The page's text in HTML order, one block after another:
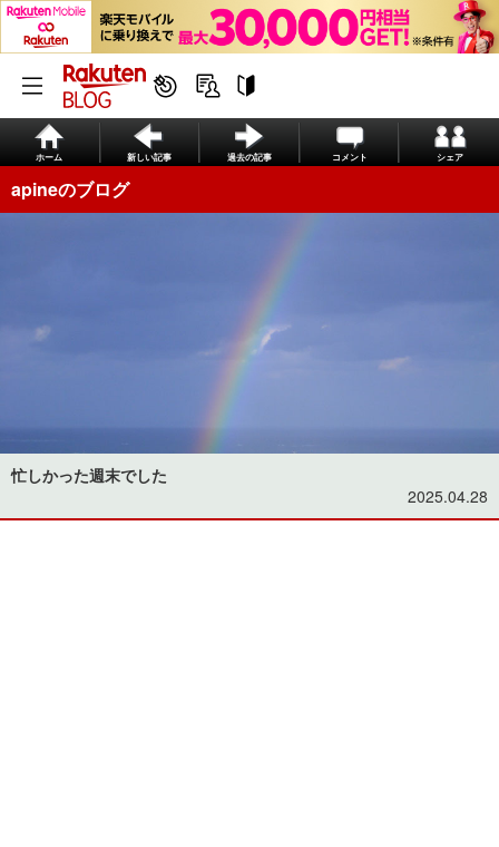
ホーム 新しい記事 過去の記事 コメント シェア
apineのブログ
忙しかった週末でした
2025.04.28